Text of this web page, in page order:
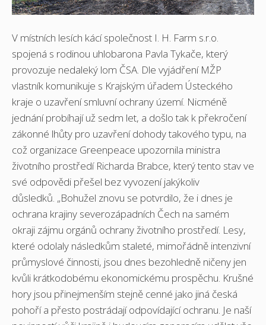
V místních lesích kácí společnost I. H. Farm s.r.o.
spojená s rodinou uhlobarona Pavla Tykače, který
provozuje nedaleký lom ČSA. Dle vyjádření MŽP
vlastník komunikuje s Krajským úřadem Ústeckého
kraje o uzavření smluvní ochrany území. Nicméně
jednání probíhají už sedm let, a došlo tak k překročení
zákonné lhůty pro uzavření dohody takového typu, na
což organizace Greenpeace upozornila ministra
životního prostředí Richarda Brabce, který tento stav ve
své odpovědi přešel bez vyvození jakýkoliv
důsledků. „Bohužel znovu se potvrdilo, že i dnes je
ochrana krajiny severozápadních Čech na samém
okraji zájmu orgánů ochrany životního prostředí. Lesy,
které odolaly následkům staleté, mimořádně intenzivní
průmyslové činnosti, jsou dnes bezohledně ničeny jen
kvůli krátkodobému ekonomickému prospěchu. Krušné
hory jsou přinejmenším stejně cenné jako jiná česká
pohoří a přesto postrádají odpovídající ochranu. Je naší